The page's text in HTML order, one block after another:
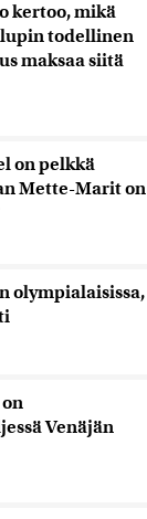
kertoo, mikä
todellinen
maksaa siitä
on pelkkä
Mette-Marit on
olympialaisissa,
Venäjän